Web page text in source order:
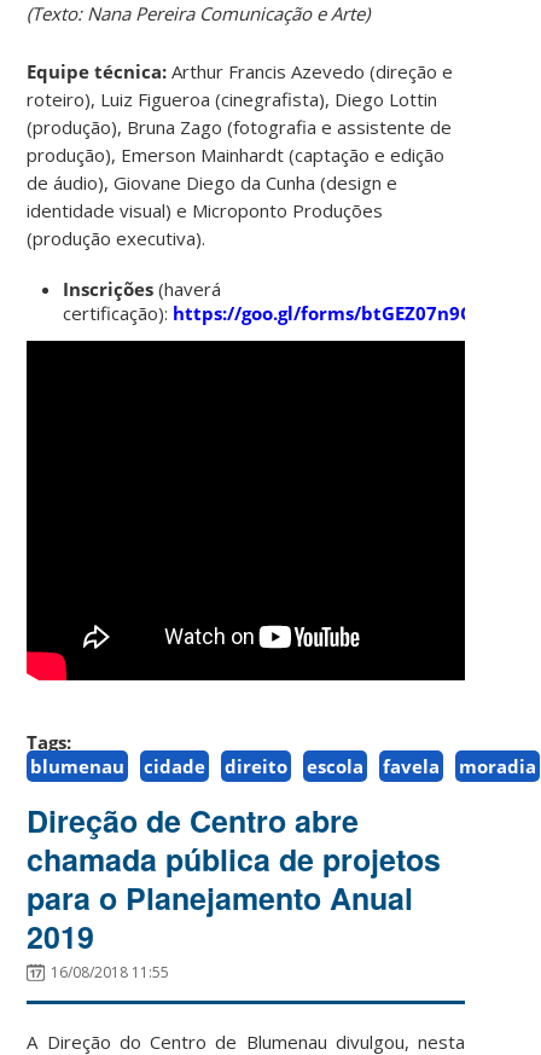
(Texto: Nana Pereira Comunicação e Arte)
Equipe técnica: Arthur Francis Azevedo (direção e
roteiro), Luiz Figueroa (cinegrafista), Diego Lottin
(produção), Bruna Zago (fotografia e assistente de
produção), Emerson Mainhardt (captação e edição
de áudio), Giovane Diego da Cunha (design e
identidade visual) e Microponto Produções
(produção executiva).
Inscrições (haverá
certificação): https://goo.gl/forms/
Tags:
blumenau
cidade direito escola favela moradia
Direção de Centro abre
chamada pública de projetos
para o Planejamento Anual
2019
16/08/2018 11:55
A Direção do Centro de Blumenau divulgou, nesta